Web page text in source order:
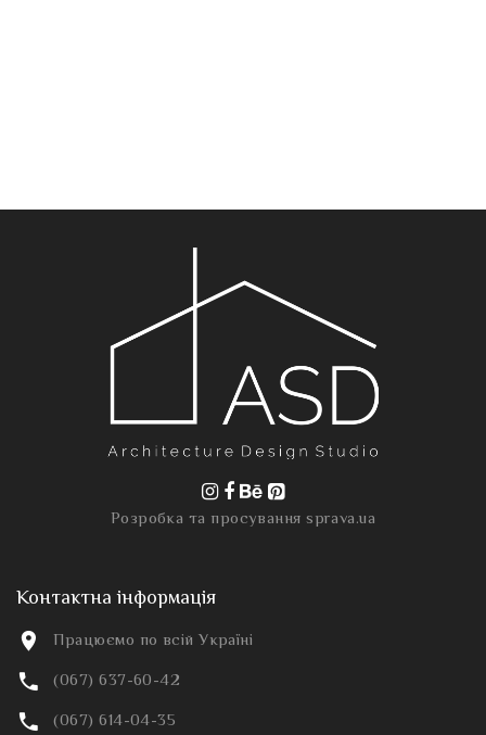
Розробка та просуванняsprava.ua
Контактна інформація
Працюємо по всій Україні
(067) 637-60-42
(067) 614-04-35